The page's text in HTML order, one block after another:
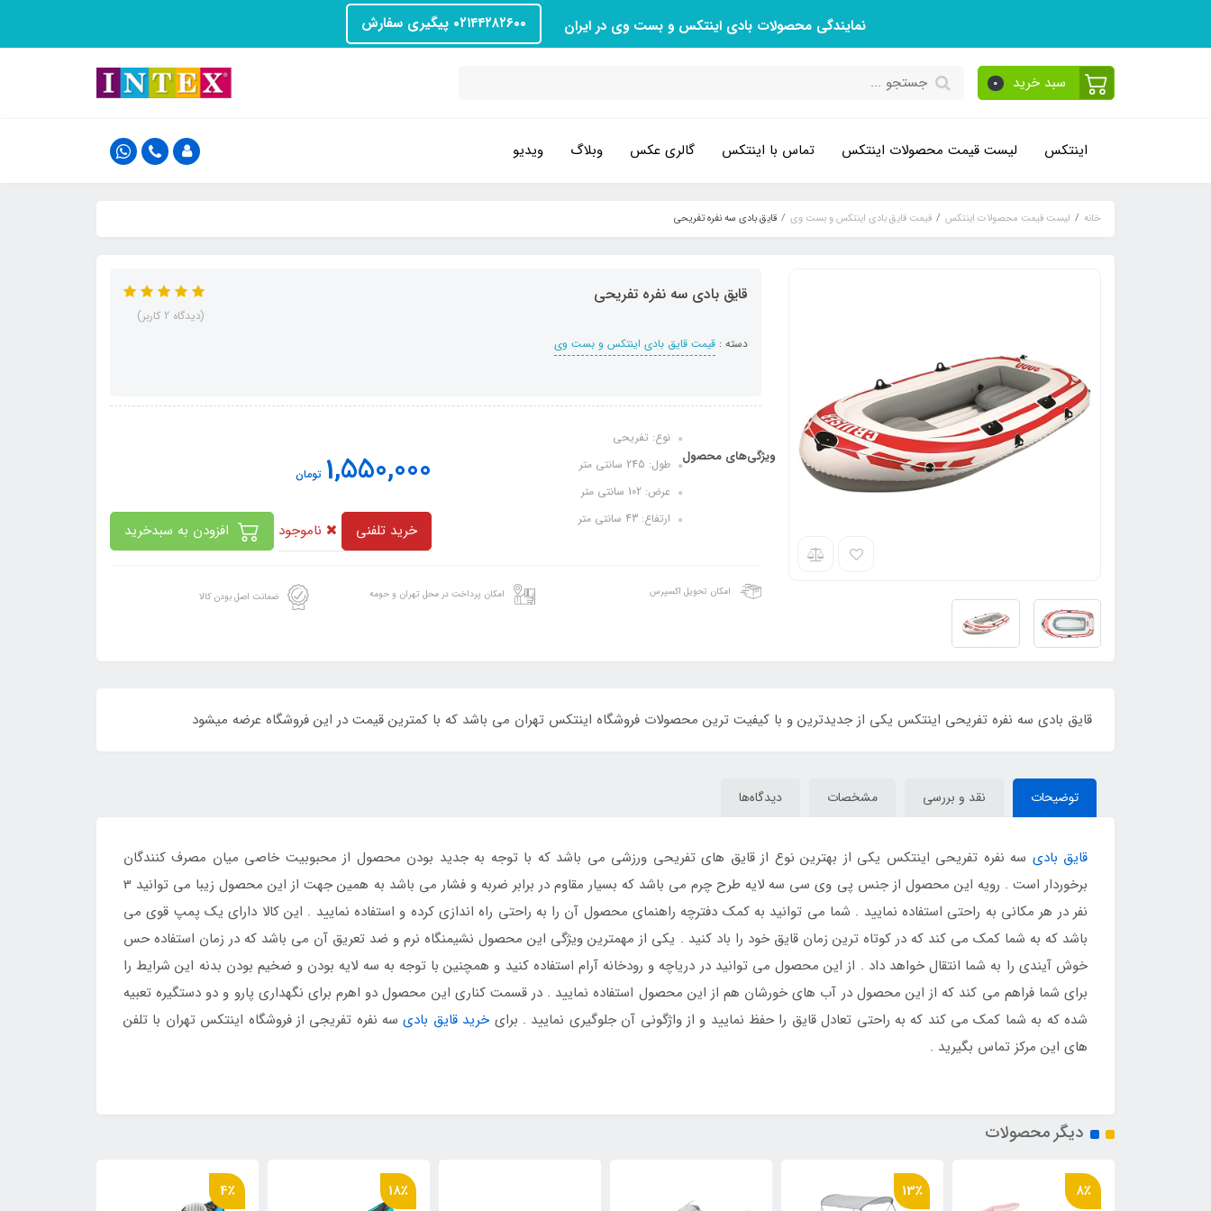
نمایندگی محصولات بادی اینتکس و بست وی در ایران ۰۲۱۴۴۲۸۲۶۰۰ پیگیری سفارش
سبد خرید 0
اینتکس لیست قیمت محصولات اینتکس تماس با اینتکس گالری عکس وبلاگ ویدیو
خانه لیست قیمت محصولات اینتکس قیمت قایق بادی اینتکس و بست وی قایق بادی سه نفره تفریحی
قایق بادی سه نفره تفریحی
دسته : قیمت قایق بادی اینتکس و بست وی
(دیدگاه 2 کاربر)
ویژگی‌های محصول
نوع: تفریحی
طول: 245 سانتی متر
عرض: 102 سانتی متر
ارتفاع: 43 سانتی متر
1,550,000 تومان
خرید تلفنی ناموجود
امکان تحویل اکسپرس امکان پرداخت در محل تهران و حومه ضمانت اصل بودن کالا
قایق بادی سه نفره تفریحی اینتکس یکی از جدیدترین و با کیفیت ترین محصولات فروشگاه اینتکس تهران می باشد که با کمترین قیمت در این فروشگاه عرضه میشود
توضیحات نقد و بررسی مشخصات دیدگاه‌ها
قایق بادی سه نفره تفریحی اینتکس یکی از بهترین نوع از قایق های تفریحی ورزشی می باشد که با توجه به جدید بودن محصول از محبوبیت خاصی میان مصرف کنندگان
برخوردار است . رویه این محصول از جنس پی وی سی سه لایه طرح چرم می باشد که بسیار مقاوم در برابر ضربه و فشار می باشد به همین جهت از این محصول زیبا می توانید 3
نفر در هر مکانی به راحتی استفاده نمایید . شما می توانید به کمک دفترچه راهنمای محصول آن را به راحتی راه اندازی کرده و استفاده نمایید . این کالا دارای یک پمپ قوی می
باشد که به شما کمک می کند که در کوتاه ترین زمان قایق خود را باد کنید . یکی از مهمترین ویژگی این محصول نشیمنگاه نرم و ضد تعریق آن می باشد که در زمان استفاده حس
خوش آیندی را به شما انتقال خواهد داد . از این محصول می توانید در دریاچه و رودخانه آرام استفاده کنید و همچنین با توجه به سه لایه بودن و ضخیم بودن بدنه این شرایط را
برای شما فراهم می کند که از این محصول در آب های خورشان هم از این محصول استفاده نمایید . در قسمت کناری این محصول دو اهرم برای نگهداری پارو و دو دستگیره تعبیه
شده که به شما کمک می کند که به راحتی تعادل قایق را حفظ نمایید و از واژگونی آن جلوگیری نمایید . برایخرید قایق بادیسه نفره تفریجی از فروشگاه اینتکس تهران با تلفن
های این مرکز تماس بگیرید .
دیگر محصولات
13٪ 4٪ 13٪